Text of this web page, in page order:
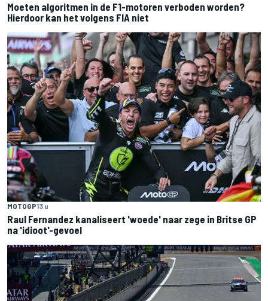
Moeten algoritmen in de F1-motoren verboden worden?
Hierdoor kan het volgens FIA niet
MOTOGP13 u
Raul Fernandez kanaliseert 'woede' naar zege in Britse GP
na 'idioot'-gevoel